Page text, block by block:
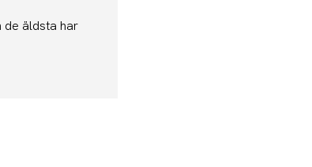
de äldsta har